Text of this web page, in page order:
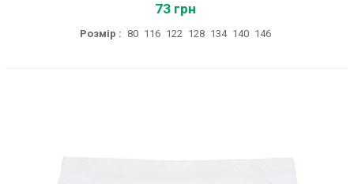
73 грн
Розмір : 80 116 122 128 134 140 146